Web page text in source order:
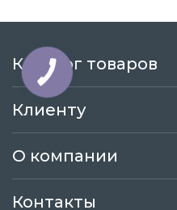
Каталог товаров
Клиенту
О компании
Контакты